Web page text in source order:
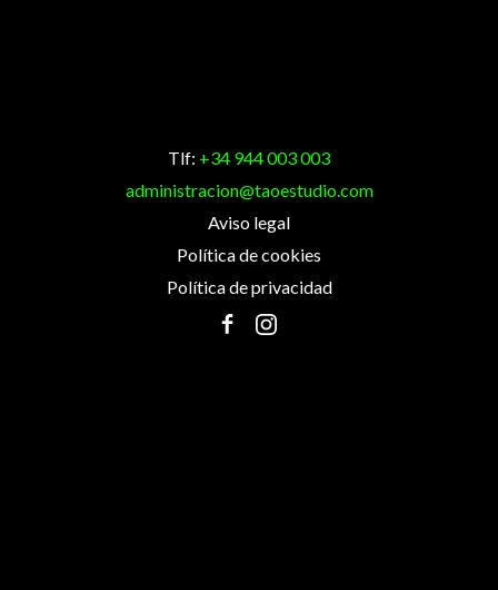
Tlf: +34 944 003 003
administracion@taoestudio.com
Aviso legal
Política de cookies
Política de privacidad